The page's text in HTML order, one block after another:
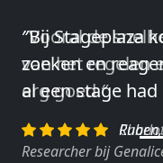
″Vooral de
van het regelen
erg goed.″
Researcher bij